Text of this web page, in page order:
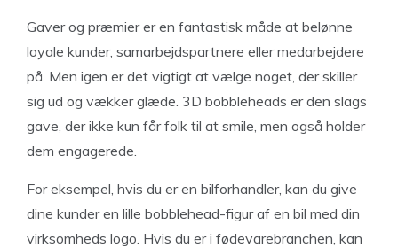
Gaver og præmier er en fantastisk måde at belønne
loyale kunder, samarbejdspartnere eller medarbejdere
på. Men igen er det vigtigt at vælge noget, der skiller
sig ud og vækker glæde. 3D bobbleheads er den slags
gave, der ikke kun får folk til at smile, men også holder
dem engagerede.
For eksempel, hvis du er en bilforhandler, kan du give
dine kunder en lille bobblehead-figur af en bil med din
virksomheds logo. Hvis du er i fødevarebranchen, kan